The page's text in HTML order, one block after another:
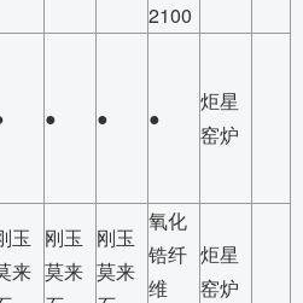
2100
● ● ●
炬星
窑炉
玉
来
刚玉
莫来
刚玉
莫来
氧化
锆纤
维
炬星
窑炉